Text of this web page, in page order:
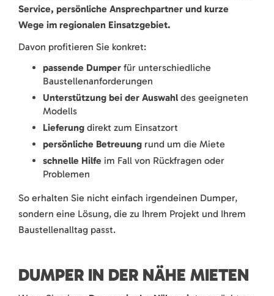
Service, persönliche Ansprechpartner und kurze
Wege im regionalen Einsatzgebiet.
Davon profitieren Sie konkret:
passende Dumper für unterschiedliche
Baustellenanforderungen
Unterstützung bei der Auswahl des geeigneten
Modells
Lieferung direkt zum Einsatzort
persönliche Betreuung rund um die Miete
schnelle Hilfe im Fall von Rückfragen oder
Problemen
So erhalten Sie nicht einfach irgendeinen Dumper,
sondern eine Lösung, die zu Ihrem Projekt und Ihrem
Baustellenalltag passt.
DUMPER IN DER NÄHE MIETEN